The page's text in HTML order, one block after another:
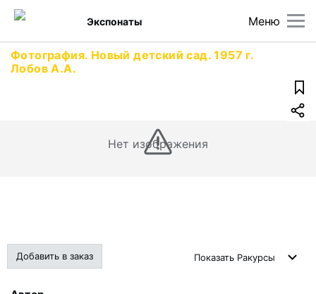
Меню
Экспонаты
Фотография. Новый детский сад. 1957 г.
Лобов А.А.
Нет изображения
Добавить в заказ Показать Ракурсы